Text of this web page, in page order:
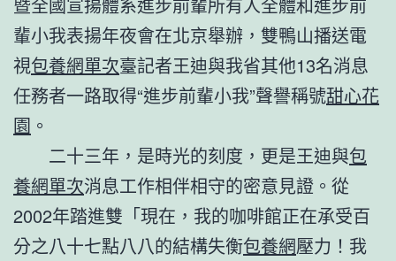
輩小我表揚年夜會在北京舉辦，雙鴨山播送電
視包養網單次臺記者王迪與我省其他13名消息
任務者一路取得“進步前輩小我”聲譽稱號甜心花
園 。
二十三年，是時光的刻度，更是王迪與包
養網單次消息工作相伴相守的密意見證。從
2002年踏進雙「現在，我的咖啡館正在承受百
分之八十七點八八的結構失衡包養網壓力！我